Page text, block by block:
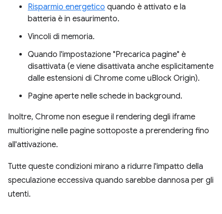
Risparmio energetico quando è attivato e la
batteria è in esaurimento.
Vincoli di memoria.
Quando l'impostazione "Precarica pagine" è
disattivata (e viene disattivata anche esplicitamente
dalle estensioni di Chrome come uBlock Origin).
Pagine aperte nelle schede in background.
Inoltre, Chrome non esegue il rendering degli iframe
multiorigine nelle pagine sottoposte a prerendering fino
all'attivazione.
Tutte queste condizioni mirano a ridurre l'impatto della
speculazione eccessiva quando sarebbe dannosa per gli
utenti.